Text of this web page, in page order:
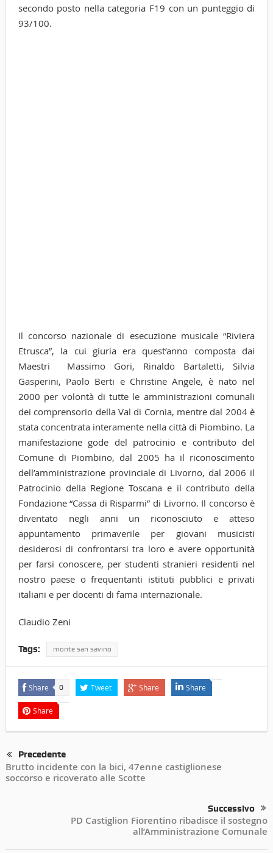
secondo posto nella categoria F19 con un punteggio di
93/100.
Il concorso nazionale di esecuzione musicale “Riviera
Etrusca”, la cui giuria era quest’anno composta dai
Maestri Massimo Gori, Rinaldo Bartaletti, Silvia
Gasperini, Paolo Berti e Christine Angele, è nato nel
2000 per volontà di tutte le amministrazioni comunali
dei comprensorio della Val di Cornia, mentre dal 2004 è
stata concentrata interamente nella città di Piombino. La
manifestazione gode del patrocinio e contributo del
Comune di Piombino, dal 2005 ha il riconoscimento
dell’amministrazione provinciale di Livorno, dal 2006 il
Patrocinio della Regione Toscana e il contributo della
Fondazione “Cassa di Risparmi” di Livorno. Il concorso è
diventato negli anni un riconosciuto e atteso
appuntamento primaverile per giovani musicisti
desiderosi di confrontarsi tra loro e avere opportunità
per farsi conoscere, per studenti stranieri residenti nel
nostro paese o frequentanti istituti pubblici e privati
italiani e per docenti di fama internazionale.
Claudio Zeni
Tags: monte san savino
Share 0 Tweet Share Share
Share
Precedente
Brutto incidente con la bici, 47enne castiglionese
soccorso e ricoverato alle Scotte
Successivo
PD Castiglion Fiorentino ribadisce il sostegno
all’Amministrazione Comunale